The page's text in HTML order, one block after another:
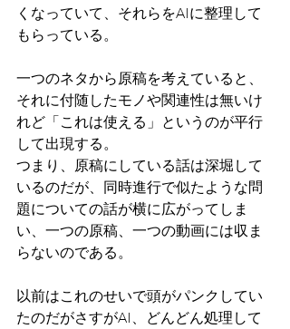
くなっていて、それらをAIに整理して
もらっている。
一つのネタから原稿を考えていると、
それに付随したモノや関連性は無いけ
れど「これは使える」というのが平行
して出現する。
つまり、原稿にしている話は深堀して
いるのだが、同時進行で似たような問
題についての話が横に広がってしま
い、一つの原稿、一つの動画には収ま
らないのである。
以前はこれのせいで頭がパンクしてい
たのだがさすがAI、どんどん処理して